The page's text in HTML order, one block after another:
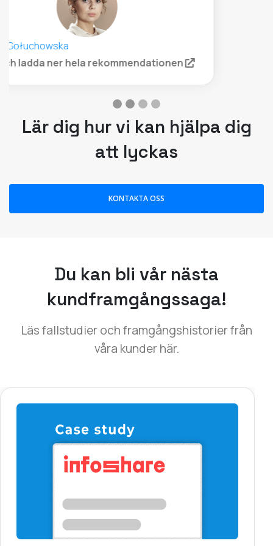
att lyckas
Du kan bli vår nästa
kundframgångssaga!
Läs fallstudier och framgångshistorier från
våra kunder här.
Läs om hur en av de största IT-mässorna i Europa
fick en makeover online med LiveWebinar.
Läs &amp; ladda ner
(opens in a new tab)
Läs &amp; ladda ner [PL]
(opens in a new tab)